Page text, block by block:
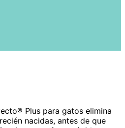
Plus para gatos elimina
nacidas, antes de que